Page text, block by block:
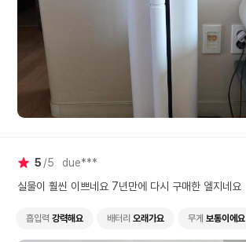
5 5 due***
실물이 훨씬 이쁘네요 7년만에 다시 구매한 엘지네요
흡입력 강력해요 배터리 오래가요 무게 보통이에요